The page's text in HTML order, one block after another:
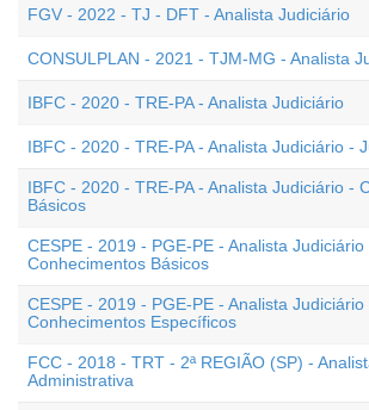
FGV - 2022 - TJ - DFT - Analista Judiciário
CONSULPLAN - 2021 - TJM-MG - Analista
IBFC - 2020 - TRE-PA - Analista Judiciário
IBFC - 2020 - TRE-PA - Analista Judiciário -
IBFC - 2020 - TRE-PA - Analista Judiciário -
Básicos
CESPE - 2019 - PGE-PE - Analista
Conhecimentos Básicos
CESPE - 2019 - PGE-PE - Analista
Conhecimentos Específicos
FCC - 2018 - TRT - 2ª REGIÃO (SP) -
Administrativa